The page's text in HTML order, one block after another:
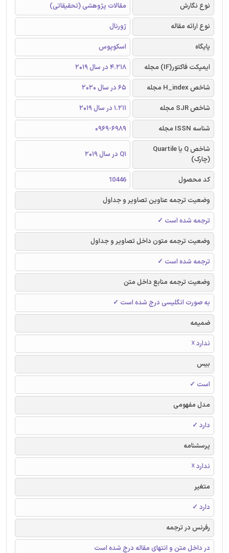
نوع نگارش
مقالات پژوهشی (تحقیقاتی)
نوع ارائه مقاله
ژورنال
پایگاه
اسکوپوس
ایمپکت فاکتور(IF) مجله
4.218 در سال 2019
شاخص H_index مجله
65 در سال 2020
شاخص SJR مجله
1.211 در سال 2019
شناسه ISSN مجله
0969-6989
شاخص Q یا Quartile
(چارک)
Q1 در سال 2019
کد محصول
10446
وضعیت ترجمه عناوین تصاویر و جداول
ترجمه شده است ✓
وضعیت ترجمه متون داخل تصاویر و جداول
ترجمه شده است ✓
وضعیت ترجمه منابع داخل متن
به صورت انگلیسی درج شده است ✓
ضمیمه
ندارد ☓
بیس
است ✓
مدل مفهومی
دارد ✓
پرسشنامه
ندارد ☓
متغیر
دارد ✓
رفرنس در ترجمه
در داخل متن و انتهای مقاله درج شده است